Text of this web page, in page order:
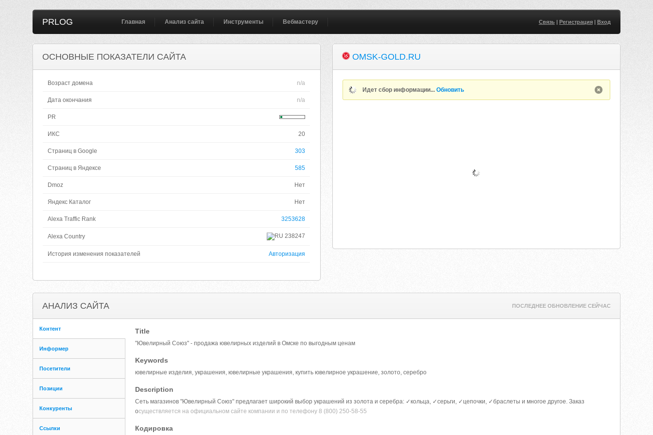
PRLOG Главная Анализ сайта Инструменты Вебмастеру Связь| Регистрация| Вход
ОСНОВНЫЕ ПОКАЗАТЕЛИ САЙТА
Возраст домена n/a
Дата окончания n/a
PR
ИКС 20
Страниц в Google 303
Страниц в Яндексе 585
Dmoz Нет
Яндекс Каталог Нет
Alexa Traffic Rank 3253628
Alexa Country 238247
История изменения показателей Авторизация
OMSK-GOLD.RU
Идет сбор информации...Обновить
АНАЛИЗ САЙТА ПОСЛЕДНЕЕ ОБНОВЛЕНИЕ СЕЙЧАС
Контент
Информер
Посетители
Позиции
Конкуренты
Ссылки
Title
"Ювелирный Союз" - продажа ювелирных изделий в Омске по выгодным ценам
Keywords
ювелирные изделия, украшения, ювелирные украшения, купить ювелирное украшение, золото, серебро
Description
Сеть магазинов "Ювелирный Союз" предлагает широкий выбор украшений из золота и серебра: ✓кольца, ✓серьги, ✓цепочки, ✓браслеты и многое другое. Заказ
осуществляется на официальном сайте компании и по телефону 8 (800) 250-58-55
Кодировка